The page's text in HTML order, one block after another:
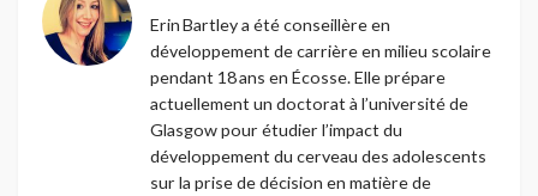
Erin Bartley a été conseillère en
développement de carrière en milieu scolaire
pendant 18 ans en Écosse. Elle prépare
actuellement un doctorat à l’université de
Glasgow pour étudier l’impact du
développement du cerveau des adolescents
sur la prise de décision en matière de